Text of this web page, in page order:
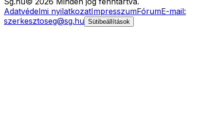
Adatvédelmi nyilatkozatImpresszumFórumE-mail:
szerkesztoseg@sg.hu Sütibeállítások